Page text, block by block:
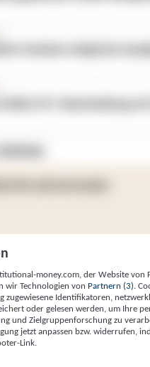
money.com, der Website von
wir Technologien von Partnern (3) .
zugewiesene Identifikatoren,
oder gelesen werden, um Ihre
und Zielgruppenforschung zu
jetzt anpassen bzw. widerrufen,
Link.